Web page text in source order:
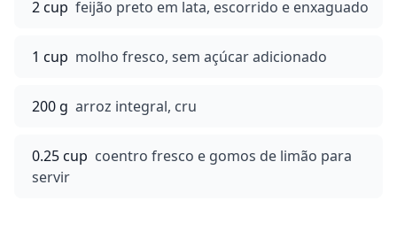
2 cup feijão preto em lata, escorrido e enxaguado
1 cup molho fresco, sem açúcar adicionado
200 g arroz integral, cru
0.25 cup coentro fresco e gomos de limão para
servir